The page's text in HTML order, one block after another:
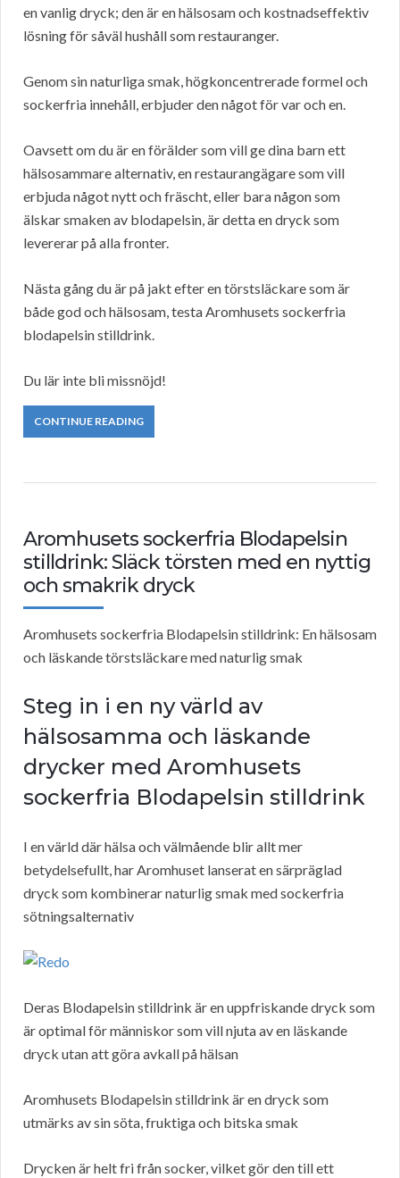
en vanlig dryck; den är en hälsosam och kostnadseffektiv
lösning för såväl hushåll som restauranger.
Genom sin naturliga smak, högkoncentrerade formel och
sockerfria innehåll, erbjuder den något för var och en.
Oavsett om du är en förälder som vill ge dina barn ett
hälsosammare alternativ, en restaurangägare som vill
erbjuda något nytt och fräscht, eller bara någon som
älskar smaken av blodapelsin, är detta en dryck som
levererar på alla fronter.
Nästa gång du är på jakt efter en törstsläckare som är
både god och hälsosam, testa Aromhusets sockerfria
blodapelsin stilldrink.
Du lär inte bli missnöjd!
CONTINUE READING
Aromhusets sockerfria Blodapelsin
stilldrink: Släck törsten med en nyttig
och smakrik dryck
Aromhusets sockerfria Blodapelsin stilldrink: En hälsosam
och läskande törstsläckare med naturlig smak
Steg in i en ny värld av
hälsosamma och läskande
drycker med Aromhusets
sockerfria Blodapelsin stilldrink
I en värld där hälsa och välmående blir allt mer
betydelsefullt, har Aromhuset lanserat en särpräglad
dryck som kombinerar naturlig smak med sockerfria
sötningsalternativ
Deras Blodapelsin stilldrink är en uppfriskande dryck som
är optimal för människor som vill njuta av en läskande
dryck utan att göra avkall på hälsan
Aromhusets Blodapelsin stilldrink är en dryck som
utmärks av sin söta, fruktiga och bitska smak
Drycken är helt fri från socker, vilket gör den till ett